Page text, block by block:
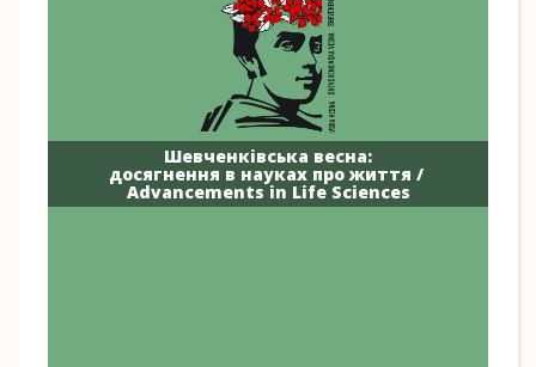
Шевченківська весна:
досягнення в науках про життя /
Advancements in Life Sciences